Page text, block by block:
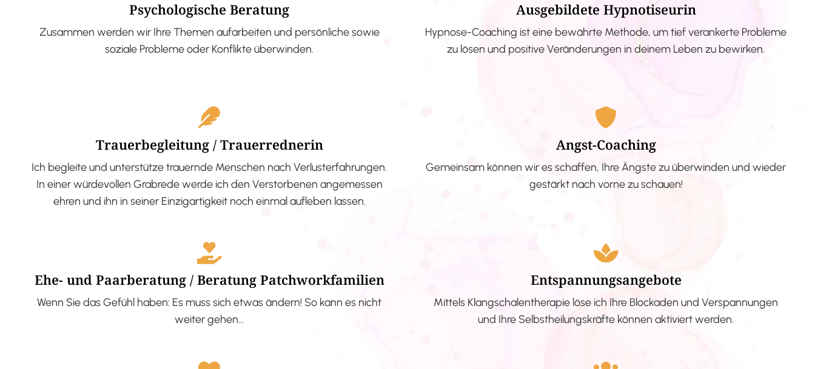
Psychologische Beratung
Zusammen werden wir Ihre Themen aufarbeiten und persönliche sowie
soziale Probleme oder Konflikte überwinden.
Ausgebildete Hypnotiseurin
Hypnose-Coaching ist eine bewährte Methode, um tief verankerte Probleme
zu lösen und positive Veränderungen in deinem Leben zu bewirken.
Trauerbegleitung / Trauerrednerin
Ich begleite und unterstütze trauernde Menschen nach Verlusterfahrungen.
In einer würdevollen Grabrede werde ich den Verstorbenen angemessen
ehren und ihn in seiner Einzigartigkeit noch einmal aufleben lassen.
Angst-Coaching
Gemeinsam können wir es schaffen, Ihre Ängste zu überwinden und wieder
gestärkt nach vorne zu schauen!
Ehe- und Paarberatung / Beratung Patchworkfamilien
Wenn Sie das Gefühl haben: Es muss sich etwas ändern! So kann es nicht
weiter gehen…
Entspannungsangebote
Mittels Klangschalentherapie löse ich Ihre Blockaden und Verspannungen
und Ihre Selbstheilungskräfte können aktiviert werden.